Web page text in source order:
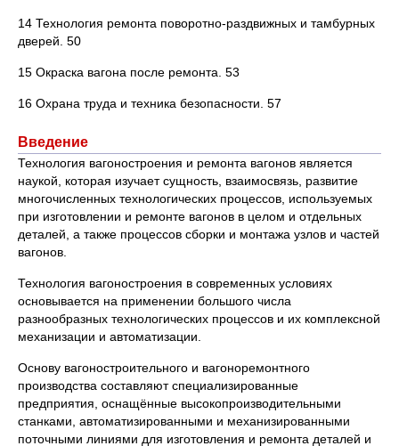
14 Технология ремонта поворотно-раздвижных и тамбурных
дверей. 50
15 Окраска вагона после ремонта. 53
16 Охрана труда и техника безопасности. 57
Введение
Технология вагоностроения и ремонта вагонов является
наукой, которая изучает сущность, взаимосвязь, развитие
многочисленных технологических процессов, используемых
при изготовлении и ремонте вагонов в целом и отдельных
деталей, а также процессов сборки и монтажа узлов и частей
вагонов.
Технология вагоностроения в современных условиях
основывается на применении большого числа
разнообразных технологических процессов и их комплексной
механизации и автоматизации.
Основу вагоностроительного и вагоноремонтного
производства составляют специализированные
предприятия, оснащённые высокопроизводительными
станками, автоматизированными и механизированными
поточными линиями для изготовления и ремонта деталей и